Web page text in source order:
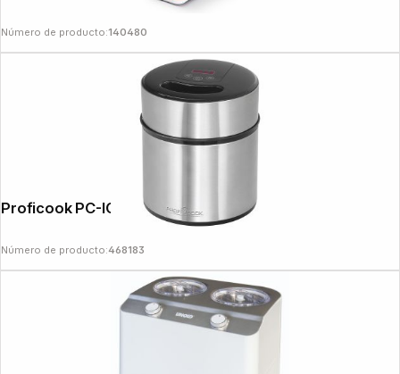
Número de producto:140480
Proficook PC-ICM 1140
Número de producto:468183